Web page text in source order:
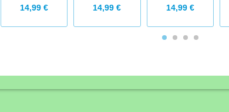
14,99 € 14,99 € 14,99 €